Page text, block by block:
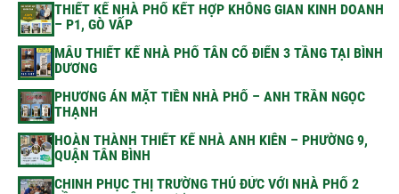
THIẾT KẾ NHÀ PHỐ KẾT HỢP KHÔNG GIAN KINH DOANH
– P1, GÒ VẤP
MẪU THIẾT KẾ NHÀ PHỐ TÂN CỔ ĐIỂN 3 TẦNG TẠI BÌNH
DƯƠNG
PHƯƠNG ÁN MẶT TIỀN NHÀ PHỐ – ANH TRẦN NGỌC
THẠNH
HOÀN THÀNH THIẾT KẾ NHÀ ANH KIÊN – PHƯỜNG 9,
QUẬN TÂN BÌNH
CHINH PHỤC THỊ TRƯỜNG THỦ ĐỨC VỚI NHÀ PHỐ 2